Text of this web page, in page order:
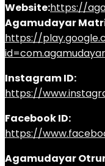
Website:https://
Agamudayar
https://
Instagram ID:
https://
Facebook ID:
https://
Agamudayar